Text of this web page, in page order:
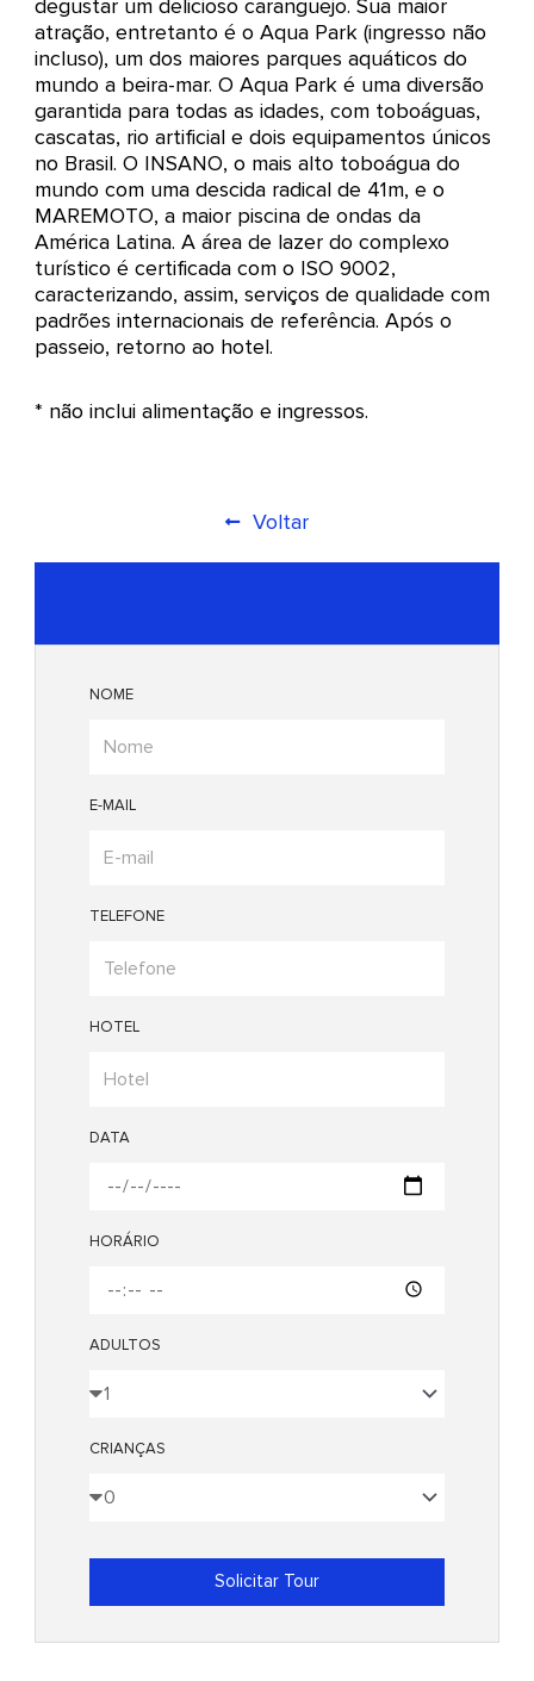
degustar um delicioso caranguejo. Sua maior
atração, entretanto é o Aqua Park (ingresso não
incluso), um dos maiores parques aquáticos do
mundo a beira-mar. O Aqua Park é uma diversão
garantida para todas as idades, com toboáguas,
cascatas, rio artificial e dois equipamentos únicos
no Brasil. O INSANO, o mais alto toboágua do
mundo com uma descida radical de 41m, e o
MAREMOTO, a maior piscina de ondas da
América Latina. A área de lazer do complexo
turístico é certificada com o ISO 9002,
caracterizando, assim, serviços de qualidade com
padrões internacionais de referência. Após o
passeio, retorno ao hotel.
* não inclui alimentação e ingressos.
Voltar
NOME
E-MAIL
TELEFONE
HOTEL
DATA
HORÁRIO
ADULTOS
CRIANÇAS
Solicitar Tour